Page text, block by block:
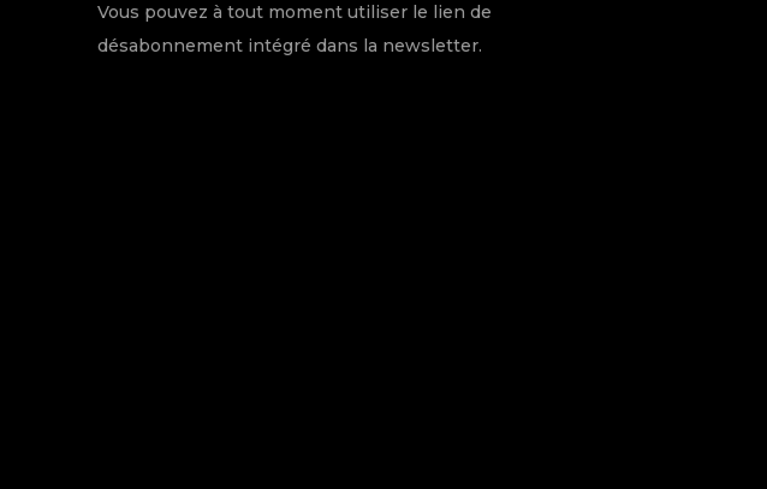
Vous pouvez à tout moment utiliser le lien de
désabonnement intégré dans la newsletter.